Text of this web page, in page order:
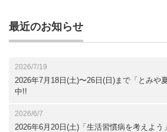
最近のお知らせ
2026/7/19
2026年7月18日(土)〜26日(日)まで「とみや
中!!
2026/6/7
2026年6月20日(土)「生活習慣病を考えよう